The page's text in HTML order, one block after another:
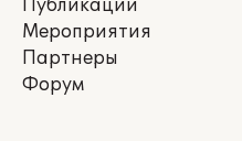
Публикации
Мероприятия
Партнеры
Форум